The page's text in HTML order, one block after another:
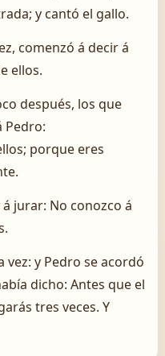
y cantó el gallo.
comenzó á decir á
ellos.
después, los que
Pedro:
porque eres
jurar: No conozco á
vez: y Pedro se acordó
dicho: Antes que el
tres veces. Y